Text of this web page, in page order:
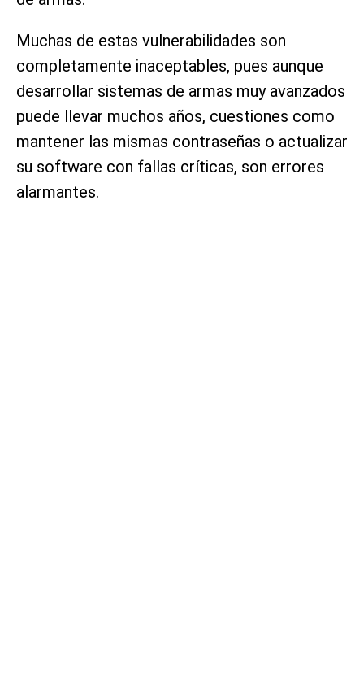
Muchas de estas vulnerabilidades son
completamente inaceptables, pues aunque
desarrollar sistemas de armas muy avanzados
puede llevar muchos años, cuestiones como
mantener las mismas contraseñas o actualizar
su software con fallas críticas, son errores
alarmantes.